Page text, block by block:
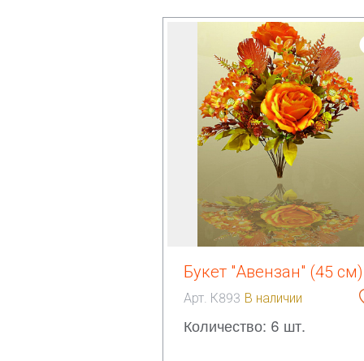
Букет "Авензан" (45 см)
Арт. К893 В наличии
Количество: 6 шт.